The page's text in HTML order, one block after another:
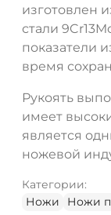
изготовлен
стали
показатели
время
Рукоять
имеет
является
ножевой
Категории:
Ножи
Ножи